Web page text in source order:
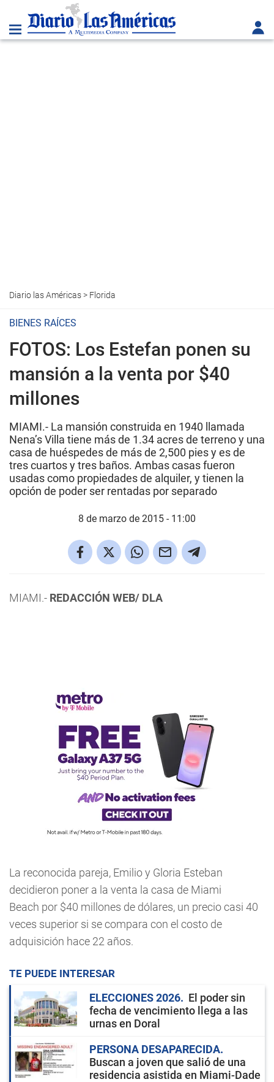
Diario las Américas> Florida
BIENES RAÍCES
FOTOS: Los Estefan ponen su
mansión a la venta por $40
millones
MIAMI.- La mansión construida en 1940 llamada
Nena’s Villa tiene más de 1.34 acres de terreno y una
casa de huéspedes de más de 2,500 pies y es de
tres cuartos y tres baños. Ambas casas fueron
usadas como propiedades de alquiler, y tienen la
opción de poder ser rentadas por separado
8 de marzo de 2015 - 11:00
MIAMI.- REDACCIÓN WEB/ DLA
La reconocida pareja, Emilio y Gloria Esteban
decidieron poner a la venta la casa de Miami
Beach por $40 millones de dólares, un precio casi 40
veces superior si se compara con el costo de
adquisición hace 22 años.
TE PUEDE INTERESAR
ELECCIONES 2026
El poder sin
fecha de vencimiento llega a las
urnas en Doral
PERSONA DESAPARECIDA
Buscan a joven que salió de una
residencia asistida en Miami-Dade